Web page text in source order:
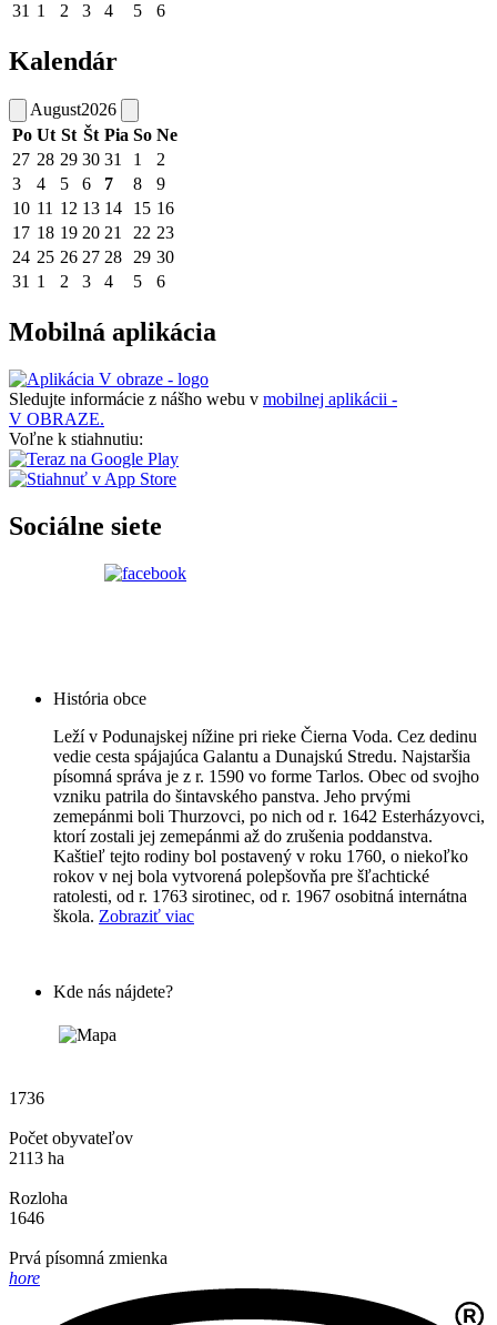
31 1 2 3 4 5 6
Kalendár
August2026
Po Ut St Št Pia So Ne
27 28 29 30 31 1
2
3
4 5 6 7 8
9
10 11 12 13 14 15 16
17 18 19 20 21 22 23
24 25 26 27 28 29 30
31 1 2 3 4 5 6
Mobilná aplikácia
Sledujte informácie z nášho webu v mobilnej aplikácii -
V OBRAZE.
Voľne k stiahnutiu:
Sociálne siete
História obce
Leží v Podunajskej nížine pri rieke Čierna Voda. Cez dedinu
vedie cesta spájajúca Galantu a Dunajskú Stredu. Najstaršia
písomná správa je z r. 1590 vo forme Tarlos. Obec od svojho
vzniku patrila do šintavského panstva. Jeho prvými
zemepánmi boli Thurzovci, po nich od r. 1642 Esterházyovci,
ktorí zostali jej zemepánmi až do zrušenia poddanstva.
Kaštieľ tejto rodiny bol postavený v roku 1760, o niekoľko
rokov v nej bola vytvorená polepšovňa pre šľachtické
ratolesti, od r. 1763 sirotinec, od r. 1967 osobitná internátna
škola. Zobraziť viac
Kde nás nájdete?
1736
Počet obyvateľov
2113 ha
Rozloha
1646
Prvá písomná zmienka
hore